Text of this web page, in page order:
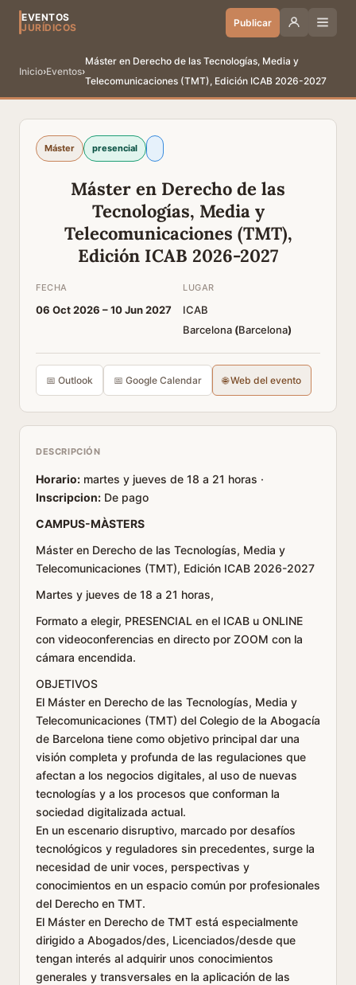
EVENTOS
JURÍDICOS
Publicar
Inicio›Eventos›
Máster en Derecho de las Tecnologías, Media y
Telecomunicaciones (TMT), Edición ICAB 2026-2027
Máster presencial
Máster en Derecho de las
Tecnologías, Media y
Telecomunicaciones (TMT),
Edición ICAB 2026-2027
FECHA
06 Oct 2026 –10 Jun 2027
LUGAR
ICAB
Barcelona (Barcelona)
📅 Outlook 📅 Google Calendar 🌐 Web del evento
DESCRIPCIÓN
Horario: martes y jueves de 18 a 21 horas ·
Inscripcion: De pago
CAMPUS-MÀSTERS
Máster en Derecho de las Tecnologías, Media y
Telecomunicaciones (TMT), Edición ICAB 2026-2027
Martes y jueves de 18 a 21 horas,
Formato a elegir, PRESENCIAL en el ICAB u ONLINE
con videoconferencias en directo por ZOOM con la
cámara encendida.
OBJETIVOS
El Máster en Derecho de las Tecnologías, Media y
Telecomunicaciones (TMT) del Colegio de la Abogacía
de Barcelona tiene como objetivo principal dar una
visión completa y profunda de las regulaciones que
afectan a los negocios digitales, al uso de nuevas
tecnologías y a los procesos que conforman la
sociedad digitalizada actual.
En un escenario disruptivo, marcado por desafíos
tecnológicos y reguladores sin precedentes, surge la
necesidad de unir voces, perspectivas y
conocimientos en un espacio común por profesionales
del Derecho en TMT.
El Máster en Derecho de TMT está especialmente
dirigido a Abogados/des, Licenciados/desde que
tengan interés al adquirir unos conocimientos
generales y transversales en la aplicación de las